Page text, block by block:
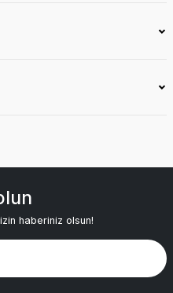
haberiniz olsun!